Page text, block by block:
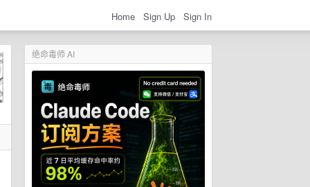
Home Sign Up Sign In
绝命毒师 AI